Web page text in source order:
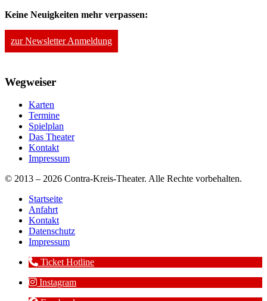
Keine Neuigkeiten mehr verpassen:
zur Newsletter Anmeldung
Wegweiser
Karten
Termine
Spielplan
Das Theater
Kontakt
Impressum
© 2013 – 2026 Contra-Kreis-Theater. Alle Rechte vorbehalten.
Startseite
Anfahrt
Kontakt
Datenschutz
Impressum
Ticket Hotline
Instagram